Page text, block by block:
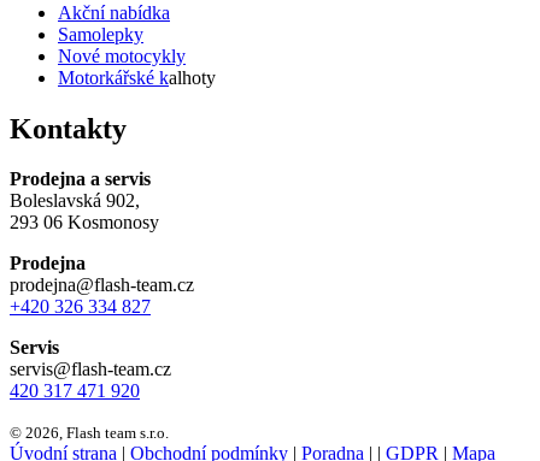
Akční nabídka
Samolepky
Nové motocykly
Motorkářské kalhoty
Kontakty
Prodejna a servis
Boleslavská 902,
293 06 Kosmonosy
Prodejna
prodejna@flash-team.cz
+420 326 334 827
Servis
servis@flash-team.cz
420 317 471 920
© 2026, Flash team s.r.o.
Úvodní strana | Obchodní podmínky | Poradna | | GDPR | Mapa